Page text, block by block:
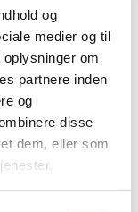
og
medier og til
om
partnere inden
og
disse
dem, eller som
FIAT-